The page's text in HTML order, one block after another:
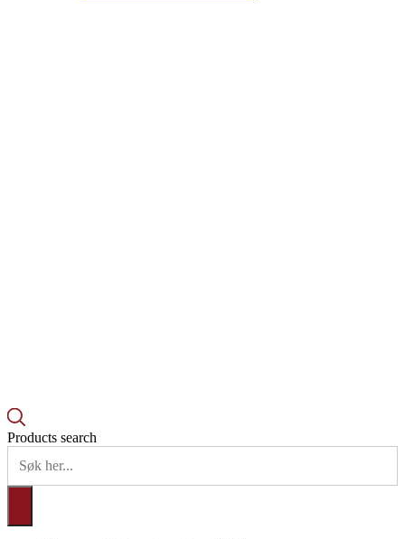
Products search